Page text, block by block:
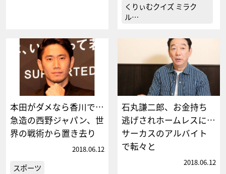
くりぃむクイズ ミラク
ル…
本田がダメなら香川で…
急造の西野ジャパン、世
界の戦術から置き去り
2018.06.12
スポーツ
石丸謙二郎、お金持ち
逃げされホームレスに…
サーカスのアルバイト
で転々と
2018.06.12